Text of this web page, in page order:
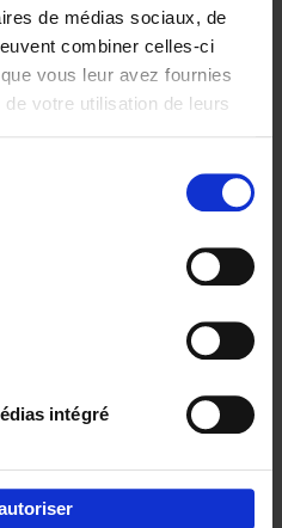
de médias sociaux, de
combiner celles-ci
vous leur avez fournies
votre utilisation de leurs
intégré
50
Bonds = Building